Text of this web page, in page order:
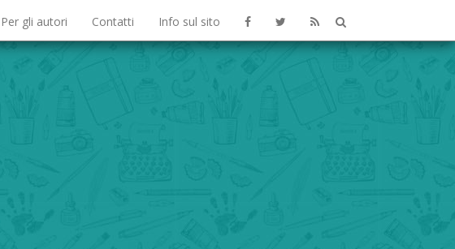
Per gli autori Contatti Info sul sito